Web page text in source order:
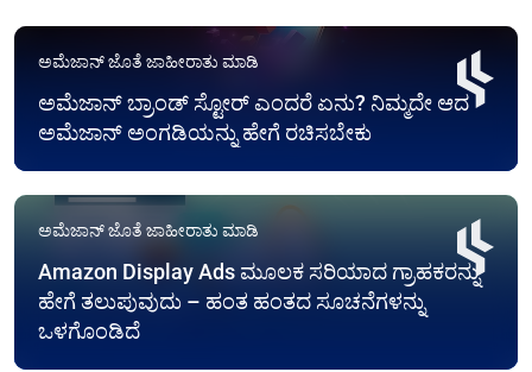
ಅಮೆಜಾನ್ ಜೊತೆ ಜಾಹೀರಾತು ಮಾಡಿ
ಅಮೆಜಾನ್ ಬ್ರಾಂಡ್ ಸ್ಟೋರ್ ಎಂದರೆ ಏನು? ನಿಮ್ಮದೇ ಆದ
ಅಮೆಜಾನ್ ಅಂಗಡಿಯನ್ನು ಹೇಗೆ ರಚಿಸಬೇಕು
ಅಮೆಜಾನ್ ಜೊತೆ ಜಾಹೀರಾತು ಮಾಡಿ
Amazon Display Ads ಮೂಲಕ ಸರಿಯಾದ ಗ್ರಾಹಕರನ್ನು
ಹೇಗೆ ತಲುಪುವುದು – ಹಂತ ಹಂತದ ಸೂಚನೆಗಳನ್ನು
ಒಳಗೊಂಡಿದೆ